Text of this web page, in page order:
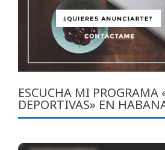
ESCUCHA MI PROGRAMA
DEPORTIVAS» EN